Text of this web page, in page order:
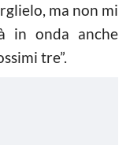
ma non mi
in onda anche
tre”.